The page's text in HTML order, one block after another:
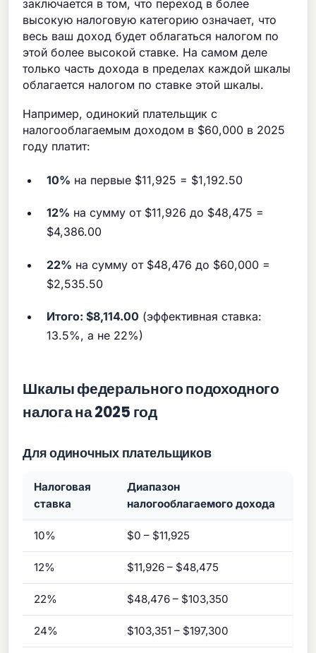
заключается в том, что переход в более
высокую налоговую категорию означает, что
весь ваш доход будет облагаться налогом по
этой более высокой ставке. На самом деле
только часть дохода в пределах каждой шкалы
облагается налогом по ставке этой шкалы.
Например, одинокий плательщик с
налогооблагаемым доходом в $60,000 в 2025
году платит:
10% на первые $11,925 = $1,192.50
12% на сумму от $11,926 до $48,475 =
$4,386.00
22% на сумму от $48,476 до $60,000 =
$2,535.50
Итого: $8,114.00 (эффективная ставка:
13.5%, а не 22%)
Шкалы федерального подоходного
налога на 2025 год
Для одиночных плательщиков
Налоговая
ставка
Диапазон
налогооблагаемого дохода
10% $0 – $11,925
12% $11,926 – $48,475
22% $48,476 – $103,350
24% $103,351 – $197,300